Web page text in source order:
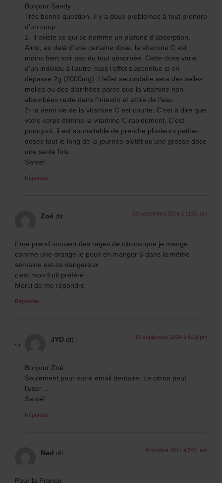
Bonjour Sandy
Très bonne question. Il y a deux problèmes à tout prendre
d’un coup.
1- il existe ce qui se nomme un plafond d’absorption.
Ainsi, au delà d’une certaine dose, la vitamine C est
moins bien voir pas du tout absorbée. Cette dose varie
d’un individu à l’autre mais l’effet s’accentue si on
dépasse 2g (2000mg). L’effet secondaire sera des selles
molles ou des diarrhées parce que la vitamine non
absorbées reste dans l’intestin et attire de l’eau.
2- la demi vie de la vitamine C est courte. C’est à dire que
votre corps élimine la vitamine C rapidement. C’est
pourquoi, il est souhaitable de prendre plusieurs petites
doses tout le long de la journée plutôt qu’une grosse dose
une seule fois.
Santé!
Répondre
Zoé dit : 23 septembre 2014 à 11:01 am
il me prend souvent des rages de citrons que je mange
comme une orange je peux en manger 6 dans la même
semaine est-ce dangereux
c’est mon fruit préféré.
Merci de me répondre
Répondre
JYD dit : 29 septembre 2014 à 8:18 pm
Bonjour Zoé
Seulement pour votre émail dentaire. Le citron peut
l’user…
Santé!
Répondre
Ned dit : 9 octobre 2014 à 5:01 am
Pour la France :